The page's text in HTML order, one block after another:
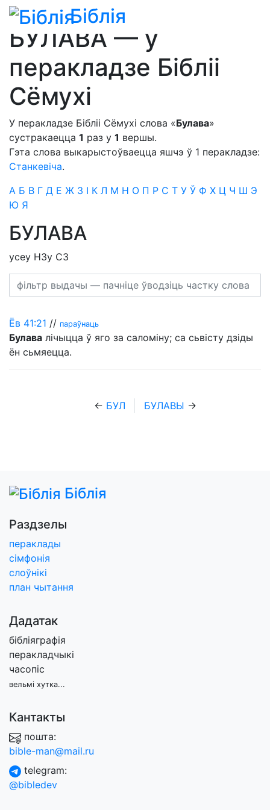
Біблія
Біблія» Сімфонія»для пераклада Бібліі Сёмухі
БУЛАВА — у
перакладзе Бібліі
Сёмухі
У перакладзе Бібліі Сёмухі слова «Булава»
сустракаецца 1 раз у 1 вершы.
Гэта слова выкарыстоўваецца яшчэ ў 1 перакладзе:
Станкевіча.
А Б В Г Д Е Ж З І К Л М Н О П Р С Т У Ў Ф Х Ц Ч Ш Э
Ю Я
БУЛАВА
усеу НЗу СЗ
Ёв 41:21 // параўнаць
Булава лічыцца ў яго за саломіну; са сьвісту дзіды
ён сьмяецца.
← БУЛ БУЛАВЫ →
Біблія
Раздзелы
пераклады
сімфонія
слоўнікі
план чытання
Дадатак
бібліяграфія
перакладчыкі
часопіс
вельмі хутка...
Кантакты
пошта:
bible-man@mail.ru
telegram:
@bibledev